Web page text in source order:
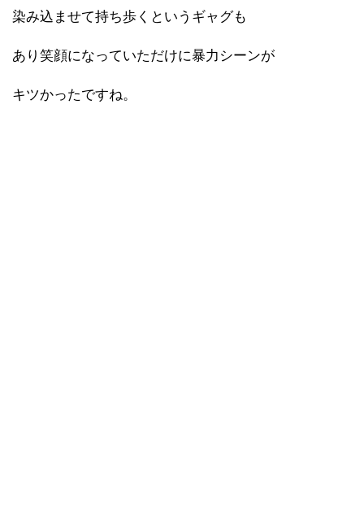
染み込ませて持ち歩くというギャグも
あり笑顔になっていただけに暴力シーンが
キツかったですね。